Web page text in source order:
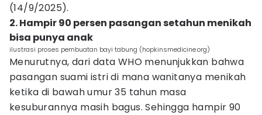
(14/9/2025).
2. Hampir 90 persen pasangan setahun menikah
bisa punya anak
ilustrasi proses pembuatan bayi tabung (hopkinsmedicine.org)
Menurutnya, dari data WHO menunjukkan bahwa
pasangan suami istri di mana wanitanya menikah
ketika di bawah umur 35 tahun masa
kesuburannya masih bagus. Sehingga hampir 90